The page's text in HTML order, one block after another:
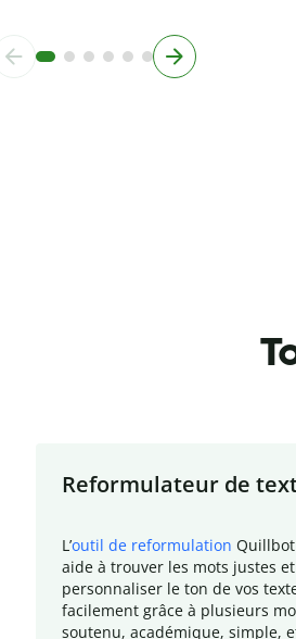
Reformulateur de
L ’outil de reformulation
aide à trouver les mots justes
personnaliser le ton de vos
facilement grâce à plusieurs
soutenu, académique, simple,